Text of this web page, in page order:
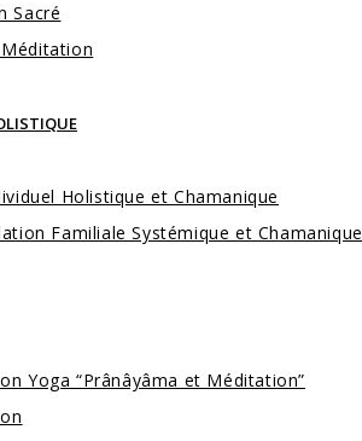
Sacré
Holistique et Chamanique
Familiale Systémique et Chamanique
Yoga “Prânâyâma et Méditation”